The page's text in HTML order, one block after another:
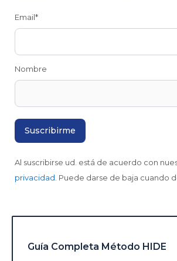
Email*
Nombre
Al suscribirse ud. está de acuerdo con
privacidad . Puede darse de baja cuando
Guía Completa Método HIDE